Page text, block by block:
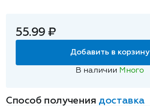
55.99 ₽
Добавить в корзину
В наличии Много
Способ получения доставка